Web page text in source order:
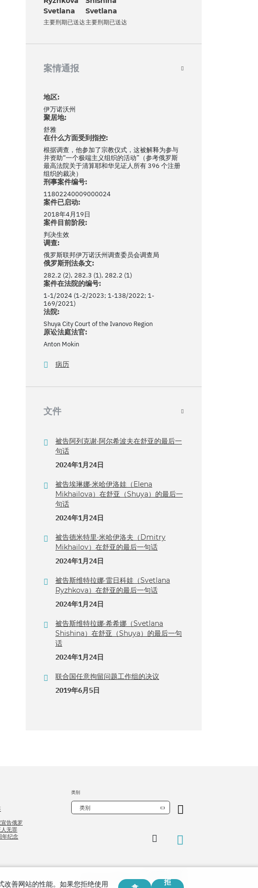
Svetlana
主要刑期已送达
Svetlana
主要刑期已送达
案情通报
地区:
伊万诺沃州
聚居地:
舒雅
在什么方面受到指控:
根据调查，他参加了宗教仪式，这被解释为参与
并资助“一个极端主义组织的活动”（参考俄罗斯
最高法院关于清算耶和华见证人所有 396 个注册
组织的裁决）
刑事案件编号:
11802240009000024
案件已启动:
2018年4月19日
案件目前阶段:
判决生效
调查:
俄罗斯联邦伊万诺沃州调查委员会调查局
俄罗斯刑法条文:
282.2 (2), 282.3 (1), 282.2 (1)
案件在法院的编号:
1-1/2024 (1-2/2023; 1-138/2022; 1-
169/2021)
法院:
Shuya City Court of the Ivanovo Region
原讼法庭法官:
Anton Mokin
病历
文件
被告阿列克谢·阿尔希波夫在舒亚的最后一
句话
2024年1月24日
被告埃琳娜·米哈伊洛娃（Elena
Mikhailova）在舒亚（Shuya）的最后一
句话
2024年1月24日
被告德米特里·米哈伊洛夫（Dmitry
Mikhailov）在舒亚的最后一句话
2024年1月24日
被告斯维特拉娜·雷日科娃（Svetlana
Ryzhkova）在舒亚的最后一句话
2024年1月24日
被告斯维特拉娜·希希娜（Svetlana
Shishina）在舒亚（Shuya）的最后一句
话
2024年1月24日
联合国任意拘留问题工作组的决议
2019年6月5日
告俄罗
无罪
年纪念
类别
类别
Watch Tower Bible and Tract Society of Korea.
版权所有.
改善网站的性能。如果您拒绝使用 拒